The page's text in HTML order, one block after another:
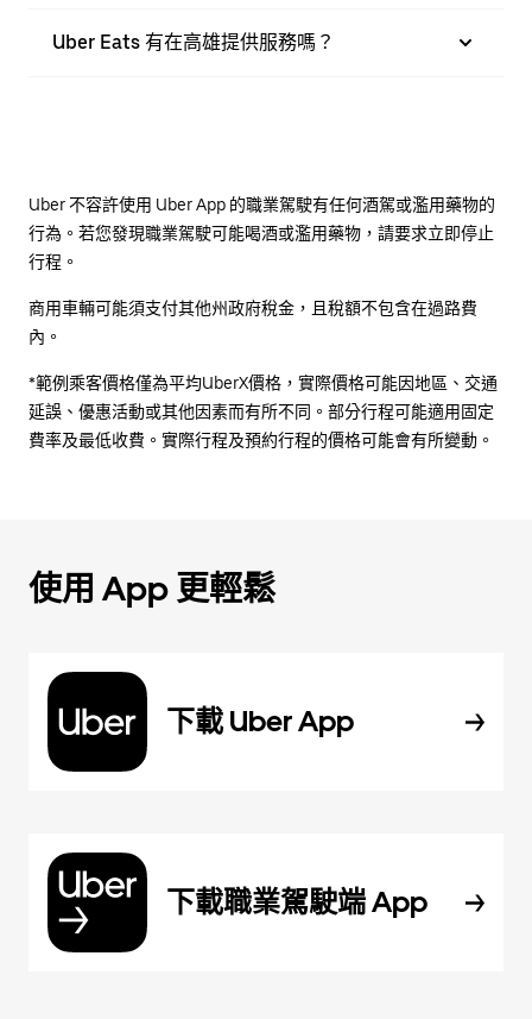
Uber Eats 有在高雄提供服務嗎？
Uber 不容許使用 Uber App 的職業駕駛有任何酒駕或濫用藥物的
行為。若您發現職業駕駛可能喝酒或濫用藥物，請要求立即停止
行程。
商用車輛可能須支付其他州政府稅金，且稅額不包含在過路費
內。
*範例乘客價格僅為平均UberX價格，實際價格可能因地區、交通
延誤、優惠活動或其他因素而有所不同。部分行程可能適用固定
費率及最低收費。實際行程及預約行程的價格可能會有所變動。
使用 App 更輕鬆
下載 Uber App
下載職業駕駛端 App